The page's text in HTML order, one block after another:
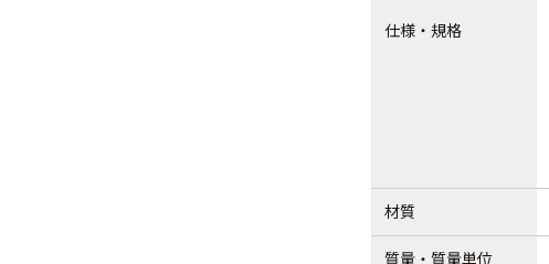
仕様・規格
材質
質量・質量単位